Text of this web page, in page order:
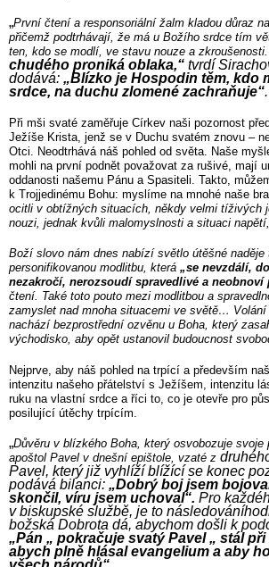
„První čtení a responsoriální žalm kladou důraz
přičemž podtrhávají, že má u Božího srdce tím
ten, kdo se modlí, ve stavu nouze a zkroušenosti.
chudého proniká oblaka,“ tvrdí
dodává: „Blízko je Hospodin těm, kdo
srdce, na duchu zlomené zachraňuje“.
Při mši svaté zaměřuje Církev naši pozornost
Ježíše Krista, jenž se v Duchu svatém znovu –
Otci. Neodtrhává náš pohled od světa. Naše
mohli na první podnět považovat za rušivé, mají
oddanosti našemu Pánu a Spasiteli. Takto,
k Trojjedinému Bohu: myslíme na mnohé naše
ocitli v obtížných situacích, někdy velmi tíživých
nouzi, jednak kvůli malomyslnosti a situaci
Boží slovo nám dnes nabízí světlo útěšné naděje
personifikovanou modlitbu, která „se nevzdálí,
nezakročí, nerozsoudí spravedlivé a neobnoví
čtení. Také toto pouto mezi modlitbou a
zamyslet nad mnoha situacemi ve světě… Volání
nachází bezprostřední ozvěnu u Boha, který
východisko, aby opět ustanovil budoucnost
Nejprve, aby náš pohled na trpící a především
intenzitu našeho přátelství s Ježíšem, intenzitu
ruku na vlastní srdce a říci to, co je otevře pro
posilující útěchy trpícím.
„Důvěru v blízkého Boha, který osvobozuje svoje
apoštol Pavel v dnešní epištole, vzaté z
Pavel, který již vyhlíží blížící se konec
podává bilanci: „Dobrý boj jsem
skončil, víru jsem uchoval“. Pro
v biskupské službě, je to
božská Dobrota dá, abychom došli k
„Pán „ pokračuje svatý Pavel „ stál
abych plně hlásal evangelium a aby